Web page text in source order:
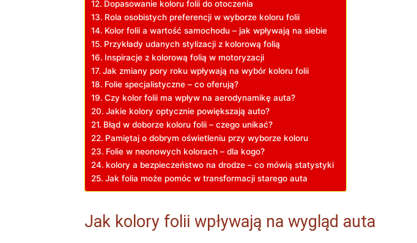
Dopasowanie koloru folii do otoczenia
Rola osobistych preferencji w wyborze koloru folii
Kolor folii a wartość samochodu – jak wpływają na siebie
Przykłady udanych stylizacji z kolorową folią
Inspiracje z kolorową folią w motoryzacji
Jak zmiany pory roku wpływają na wybór koloru folii
Folie specjalistyczne – co oferują?
Czy kolor folii ma wpływ na aerodynamikę auta?
Jakie kolory optycznie powiększają auto?
Błąd w doborze koloru folii – czego unikać?
Pamiętaj o dobrym oświetleniu przy wyborze koloru
Folie w neonowych kolorach – dla kogo?
kolory a bezpieczeństwo na drodze – co mówią statystyki
Jak folia może pomóc w transformacji starego auta
Jak kolory folii wpływają na wygląd auta